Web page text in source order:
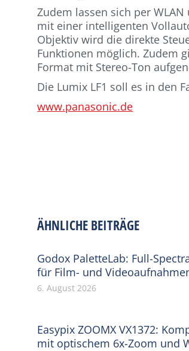
Zudem lassen sich per
mit einer intelligenten
Objektiv wird die direkte
Funktionen möglich. Zudem
Format mit Stereo-Ton
Die Lumix LF1 soll es in den
www.panasonic.de
ÄHNLICHE BEITRÄGE
Godox PaletteLab: Full-
für Film- und
6. August 2026
Easypix ZOOMX VX1372:
mit optischem 6x-Zoom und